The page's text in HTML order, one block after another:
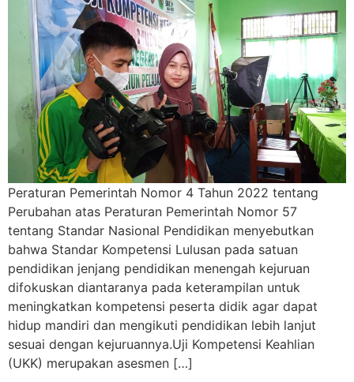
Peraturan Pemerintah Nomor 4 Tahun 2022 tentang
Perubahan atas Peraturan Pemerintah Nomor 57
tentang Standar Nasional Pendidikan menyebutkan
bahwa Standar Kompetensi Lulusan pada satuan
pendidikan jenjang pendidikan menengah kejuruan
difokuskan diantaranya pada keterampilan untuk
meningkatkan kompetensi peserta didik agar dapat
hidup mandiri dan mengikuti pendidikan lebih lanjut
sesuai dengan kejuruannya.Uji Kompetensi Keahlian
(UKK) merupakan asesmen […]